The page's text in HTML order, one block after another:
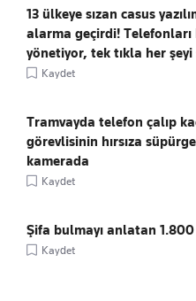
13 ülkeye sızan casus
alarma geçirdi! Telefonları
yönetiyor, tek tıkla her
Kaydet
Tramvayda telefon çalıp
görevlisinin hırsıza
kamerada
Kaydet
Şifa bulmayı anlatan 1.800
Kaydet